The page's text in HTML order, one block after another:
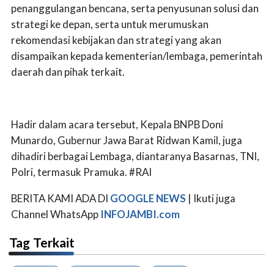
penanggulangan bencana, serta penyusunan solusi dan
strategi ke depan, serta untuk merumuskan
rekomendasi kebijakan dan strategi yang akan
disampaikan kepada kementerian/lembaga, pemerintah
daerah dan pihak terkait.
Hadir dalam acara tersebut, Kepala BNPB Doni
Munardo, Gubernur Jawa Barat Ridwan Kamil, juga
dihadiri berbagai Lembaga, diantaranya Basarnas, TNI,
Polri, termasuk Pramuka. #RAI
BERITA KAMI ADA DI GOOGLE NEWS | Ikuti juga
Channel WhatsApp INFOJAMBI.com
Tag Terkait